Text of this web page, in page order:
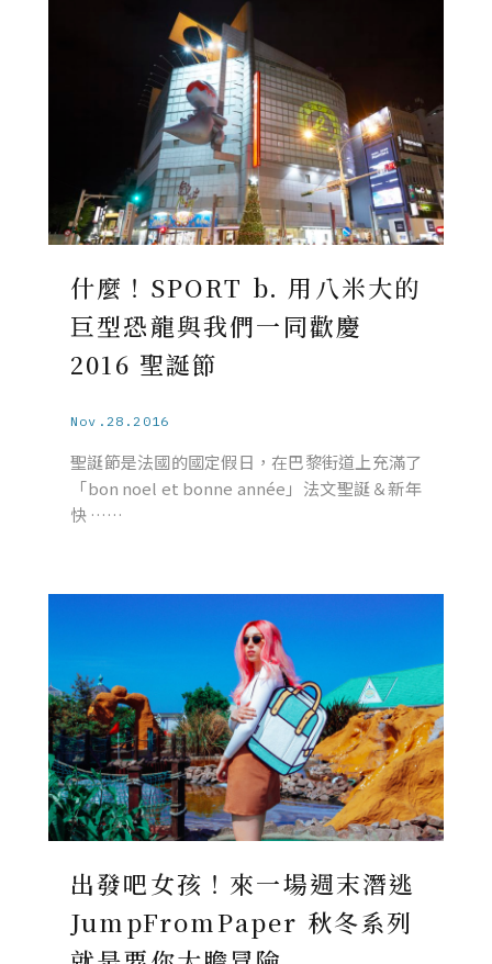
什麼！SPORT b. 用八米大的
巨型恐龍與我們一同歡慶
2016 聖誕節
Nov.28.2016
聖誕節是法國的國定假日，在巴黎街道上充滿了
「bon noel et bonne année」法文聖誕＆新年
快 ……
出發吧女孩！來一場週末潛逃
JumpFromPaper 秋冬系列